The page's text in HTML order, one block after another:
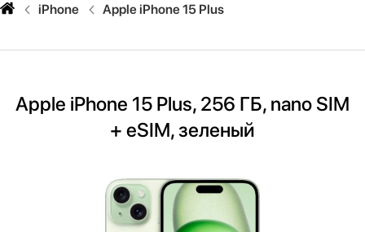
iPhone Apple iPhone 15 Plus
Apple iPhone 15 Plus, 256 ГБ, nano SIM
+ eSIM, зеленый